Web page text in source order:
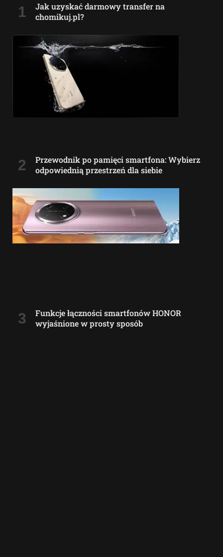
Jak uzyskać darmowy transfer na
chomikuj.pl?
Przewodnik po pamięci smartfona: Wybierz
odpowiednią przestrzeń dla siebie
Funkcje łączności smartfonów HONOR
wyjaśnione w prosty sposób